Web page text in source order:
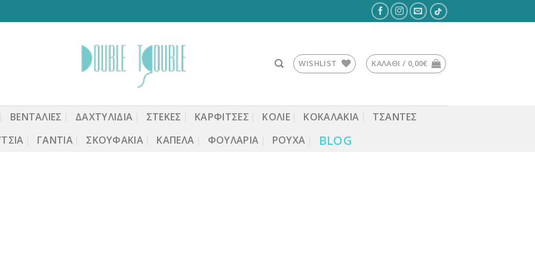
WISHLIST ΚΑΛΆΘΙ / 0,00€
ΒΕΝΤΆΛΙΕΣ ΔΑΧΤΥΛΙΔΙΑ ΣΤΈΚΕΣ ΚΑΡΦΙΤΣΕΣ ΚΟΛΙΕ ΚΟΚΑΛΆΚΙΑ
ΤΣΆΝΤΕΣ
ΓΆΝΤΙΑ ΣΚΟΥΦΆΚΙΑ ΚΑΠΈΛΑ ΦΟΥΛΆΡΙΑ ΡΟΎΧΑ BLOG